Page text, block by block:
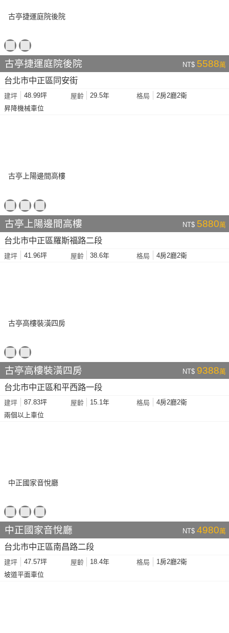
古亭捷運庭院後院 NT$ 5588萬
台北市中正區同安街
建坪 48.99坪 屋齡 29.5年 格局
2房2廳2衛
昇降機械車位
古亭上陽邊間高樓 NT$ 5880萬
台北市中正區羅斯福路二段
建坪 41.96坪 屋齡 38.6年 格局 4房2廳2衛
古亭高樓裝潢四房 NT$ 9388萬
台北市中正區和平西路一段
建坪 87.83坪 屋齡 15.1年 格局
4房2廳2衛
兩個以上車位
中正國家音悅廳 NT$ 4980萬
台北市中正區南昌路二段
建坪 47.57坪 屋齡 18.4年 格局
1房2廳2衛
坡道平面車位